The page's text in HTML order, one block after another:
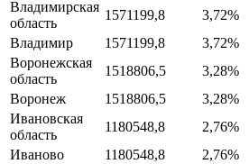
Владимирская
область
1571199,8 3,72%
Владимир
1571199,8 3,72%
Воронежская
область
1518806,5 3,28%
Воронеж
1518806,5 3,28%
Ивановская
область
1180548,8 2,76%
Иваново
1180548,8 2,76%